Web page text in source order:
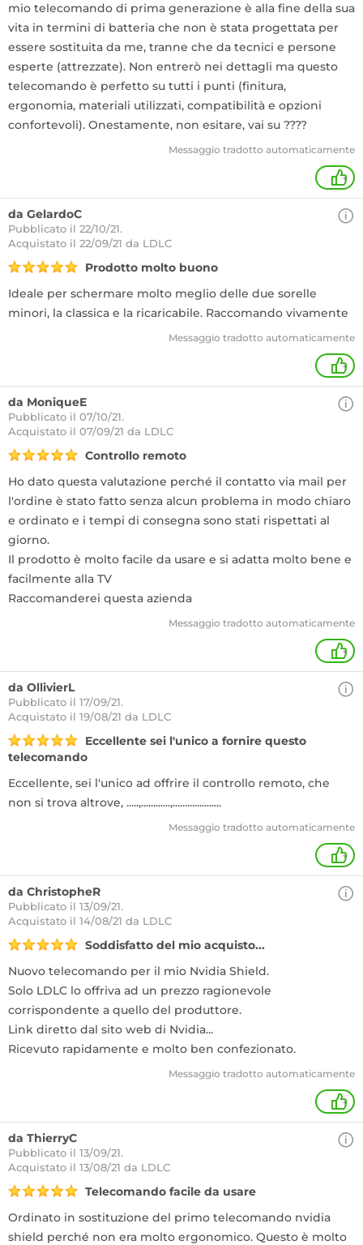
mio telecomando di prima generazione è alla fine della sua
vita in termini di batteria che non è stata progettata per
essere sostituita da me, tranne che da tecnici e persone
esperte (attrezzate). Non entrerò nei dettagli ma questo
telecomando è perfetto su tutti i punti (finitura,
ergonomia, materiali utilizzati, compatibilità e opzioni
confortevoli). Onestamente, non esitare, vai su ????
Messaggio tradotto automaticamente
+
da GelardoC
Pubblicato il 22/10/21.
Acquistato il 22/09/21 da LDLC
Prodotto molto buono
Ideale per schermare molto meglio delle due sorelle
minori, la classica e la ricaricabile. Raccomando vivamente
Messaggio tradotto automaticamente
+
da MoniqueE
Pubblicato il 07/10/21.
Acquistato il 07/09/21 da LDLC
Controllo remoto
Ho dato questa valutazione perché il contatto via mail per
l'ordine è stato fatto senza alcun problema in modo chiaro
e ordinato e i tempi di consegna sono stati rispettati al
giorno.
Il prodotto è molto facile da usare e si adatta molto bene e
facilmente alla TV
Raccomanderei questa azienda
Messaggio tradotto automaticamente
+
da OllivierL
Pubblicato il 17/09/21.
Acquistato il 19/08/21 da LDLC
Eccellente sei l'unico a fornire questo
telecomando
Eccellente, sei l'unico ad offrire il controllo remoto, che
non si trova altrove, .....,............,....................
Messaggio tradotto automaticamente
+
da ChristopheR
Pubblicato il 13/09/21.
Acquistato il 14/08/21 da LDLC
Soddisfatto del mio acquisto...
Nuovo telecomando per il mio Nvidia Shield.
Solo LDLC lo offriva ad un prezzo ragionevole
corrispondente a quello del produttore.
Link diretto dal sito web di Nvidia...
Ricevuto rapidamente e molto ben confezionato.
Messaggio tradotto automaticamente
+
da ThierryC
Pubblicato il 13/09/21.
Acquistato il 13/08/21 da LDLC
Telecomando facile da usare
Ordinato in sostituzione del primo telecomando nvidia
shield perché non era molto ergonomico. Questo è molto